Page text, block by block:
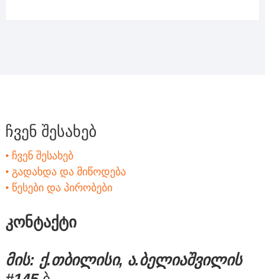
ჩვენ შესახებ
• ჩვენ შესახებ
• გადახდა და მიწოდება
• წესები და პირობები
კონტაქტი
მის: ქ.თბილისი, ა.ბელიაშვილის